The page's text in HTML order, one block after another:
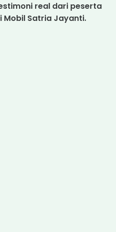
real dari peserta
Mobil Satria Jayanti.